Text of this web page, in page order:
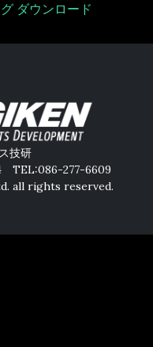
ダウンロード
技研
TEL:086-277-6609
all rights reserved.